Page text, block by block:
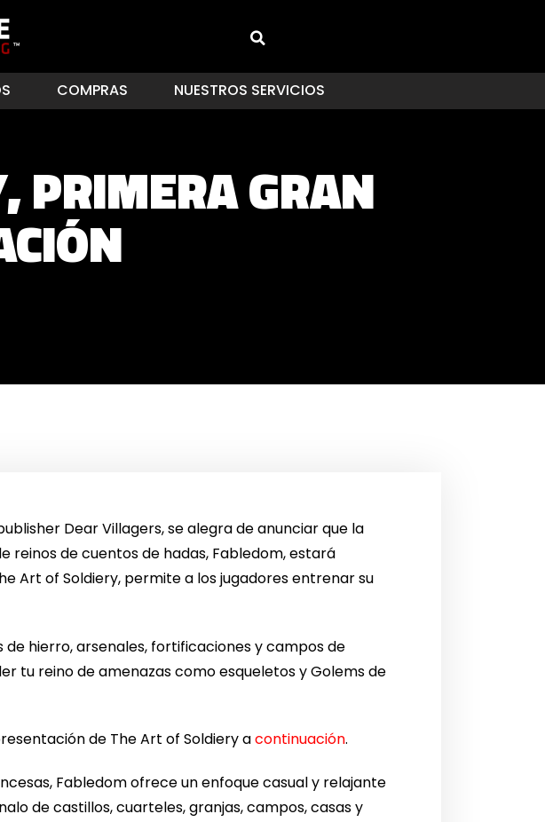
COMPRAS NUESTROS SERVICIOS
PRIMERA GRAN
Dear Villagers, se alegra de anunciar que la
de cuentos de hadas, Fabledom, estará
Art of Soldiery, permite a los jugadores entrenar su
hierro, arsenales, fortificaciones y campos de
tu reino de amenazas como esqueletos y Golems de
de The Art of Soldiery acontinuación.
Fabledom ofrece un enfoque casual y relajante
de castillos, cuarteles, granjas, campos, casas y